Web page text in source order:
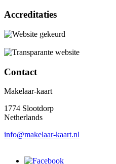
Accreditaties
Contact
Makelaar-kaart
1774 Slootdorp
Netherlands
info@makelaar-kaart.nl